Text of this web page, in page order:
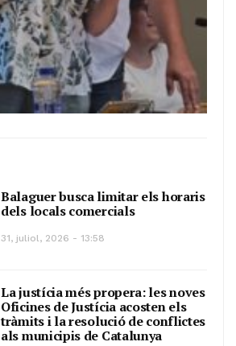
Balaguer busca limitar els horaris
dels locals comercials
31, juliol, 2026 - 13:58
La justícia més propera: les noves
Oficines de Justícia acosten els
tràmits i la resolució de conflictes
als municipis de Catalunya